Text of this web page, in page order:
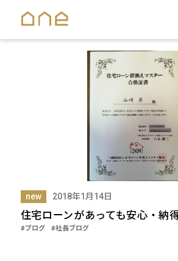
new 2018年1月14日
住宅ローンがあっても安心・納
#ブログ #社長ブログ